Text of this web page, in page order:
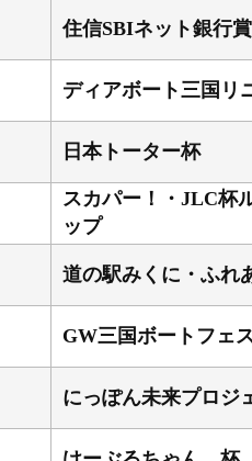
ー抽選結果・
イムランキング
ランキング
ース別選手成績
進入コース別成績・
属記者の
住信SBIネット銀行賞
ディアボート三国リ
日本トーター杯
スカパー！・JLC杯
ップ
道の駅みくに・ふれ
GW三国ボートフェ
にっぽん未来プロジ